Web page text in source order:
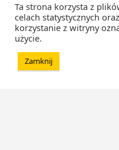
Ta strona korzysta z
celach statystycznych
korzystanie z witryny
użycie.
Zamknij